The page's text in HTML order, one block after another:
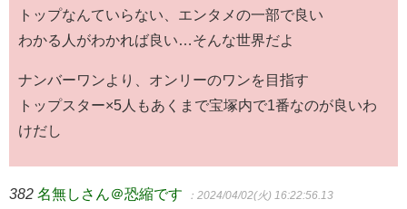
トップなんていらない、エンタメの一部で良い
わかる人がわかれば良い…そんな世界だよ
ナンバーワンより、オンリーのワンを目指す
トップスター×5人もあくまで宝塚内で1番なのが良いわ
けだし
382 名無しさん＠恐縮です ：2024/04/02(火) 16:22:56.13